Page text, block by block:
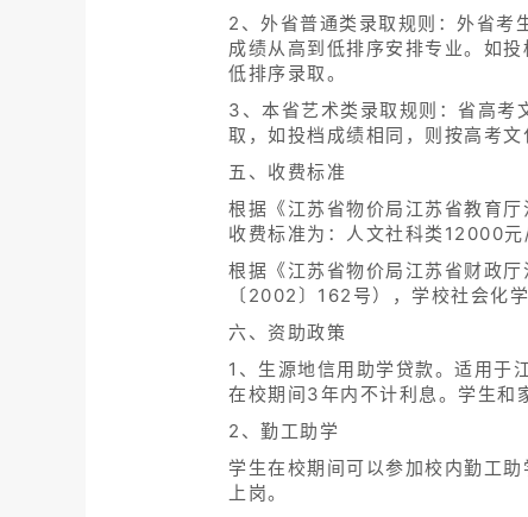
2、外省普通类录取规则：外省考
成绩从高到低排序安排专业。如
低排序录取。
3、本省艺术类录取规则：省高考
取，如投档成绩相同，则按高考文
五、收费标准
根据《江苏省物价局江苏省教育
收费标准为：人文社科类12000
根据《江苏省物价局江苏省财政
〔2002〕162号），学校社会化
六、资助政策
1、生源地信用助学贷款。适用于
在校期间3年内不计利息。学生和
2、勤工助学
学生在校期间可以参加校内勤工
上岗。